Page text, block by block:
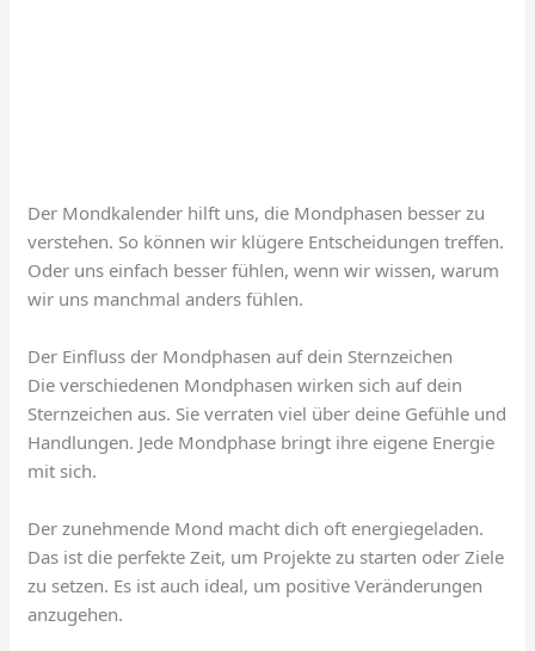
Der Mondkalender hilft uns, die Mondphasen besser zu
verstehen. So können wir klügere Entscheidungen treffen.
Oder uns einfach besser fühlen, wenn wir wissen, warum
wir uns manchmal anders fühlen.
Der Einfluss der Mondphasen auf dein Sternzeichen
Die verschiedenen Mondphasen wirken sich auf dein
Sternzeichen aus. Sie verraten viel über deine Gefühle und
Handlungen. Jede Mondphase bringt ihre eigene Energie
mit sich.
Der zunehmende Mond macht dich oft energiegeladen.
Das ist die perfekte Zeit, um Projekte zu starten oder Ziele
zu setzen. Es ist auch ideal, um positive Veränderungen
anzugehen.